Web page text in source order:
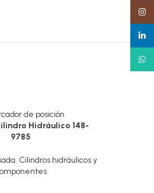
Hidráulico 148-
9785
, Cilindros hidráulicos y